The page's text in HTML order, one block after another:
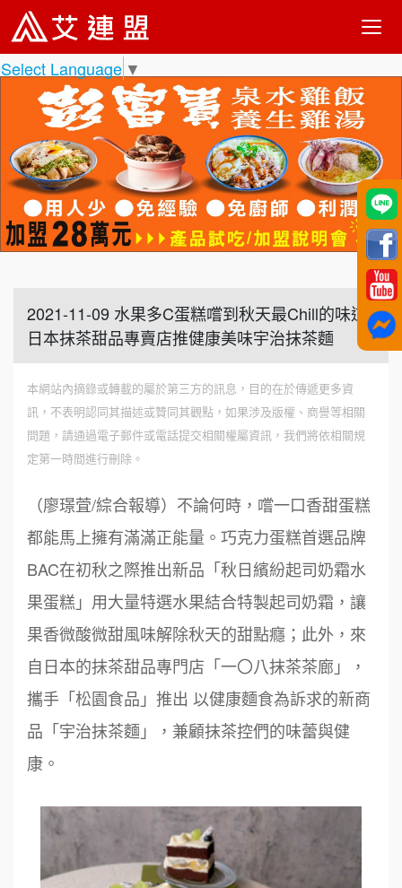
Select Language ▼
2021-11-09 水果多C蛋糕嚐到秋天最Chill的味道
日本抹茶甜品專賣店推健康美味宇治抹茶麵
本網站內摘錄或轉載的屬於第三方的訊息，目的在於傳遞更多資
訊，不表明認同其描述或贊同其觀點，如果涉及版權、商譽等相關
問題，請通過電子郵件或電話提交相關權屬資訊，我們將依相關規
定第一時間進行刪除。
（廖璟萓/綜合報導）不論何時，嚐一口香甜蛋糕
都能馬上擁有滿滿正能量。巧克力蛋糕首選品牌
BAC在初秋之際推出新品「秋日繽紛起司奶霜水
果蛋糕」用大量特選水果結合特製起司奶霜，讓
果香微酸微甜風味解除秋天的甜點癮；此外，來
自日本的抹茶甜品專門店「一〇八抹茶茶廊」，
攜手「松園食品」推出 以健康麵食為訴求的新商
品「宇治抹茶麵」，兼顧抹茶控們的味蕾與健
康。